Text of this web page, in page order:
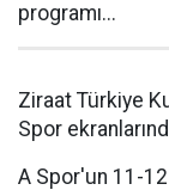
programı...
Ziraat Türkiye
Spor
A Spor'un 11-12